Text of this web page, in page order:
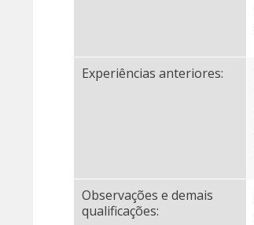
Experiências anteriores:
Observações e demais
qualificações: